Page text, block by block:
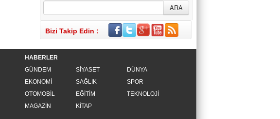
Bizi Takip Edin :
HABERLER
GÜNDEM
SİYASET
DÜNYA
EKONOMİ
SAĞLIK
SPOR
OTOMOBİL
EĞİTİM
TEKNOLOJİ
MAGAZİN
KİTAP